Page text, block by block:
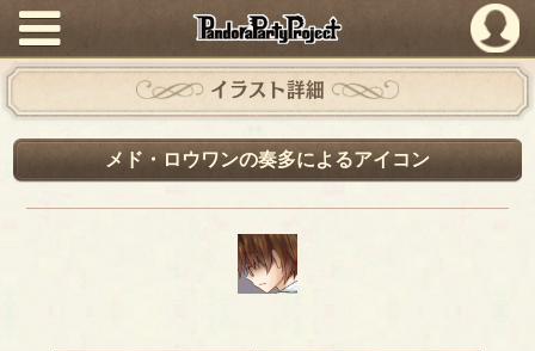
PandoraPartyProject
イラスト詳細
メド・ロウワンの奏多によるアイコン